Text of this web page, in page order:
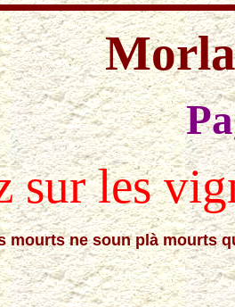
sur les
mourts ne soun plà mourts